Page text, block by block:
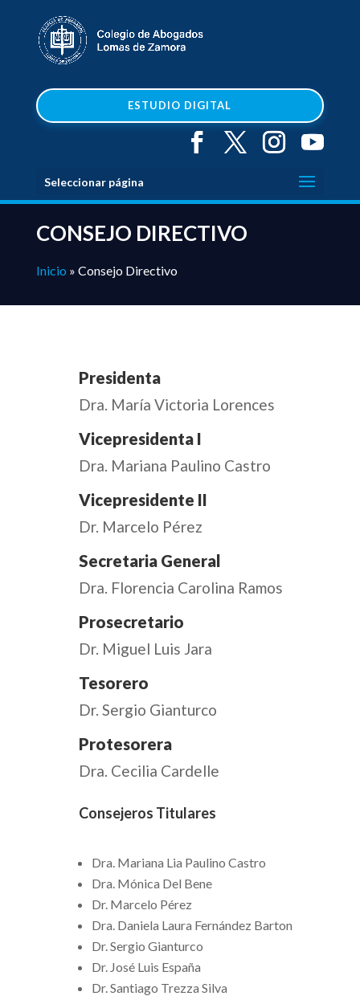
ESTUDIO DIGITAL
Seleccionar página
CONSEJO DIRECTIVO
Inicio » Consejo Directivo
Presidenta
Dra. María Victoria Lorences
Vicepresidenta I
Dra. Mariana Paulino Castro
Vicepresidente II
Dr. Marcelo Pérez
Secretaria General
Dra. Florencia Carolina Ramos
Prosecretario
Dr. Miguel Luis Jara
Tesorero
Dr. Sergio Gianturco
Protesorera
Dra. Cecilia Cardelle
Consejeros Titulares
Dra. Mariana Lia Paulino Castro
Dra. Mónica Del Bene
Dr. Marcelo Pérez
Dra. Daniela Laura Fernández Barton
Dr. Sergio Gianturco
Dr. José Luis España
Dr. Santiago Trezza Silva